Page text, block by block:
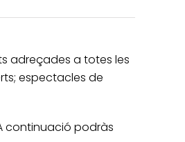
adreçades a totes les
espectacles de
continuació podràs